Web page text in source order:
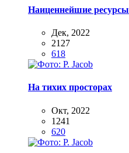
Наиценнейшие ресурсы
Дек, 2022
2127
618
На тихих просторах
Окт, 2022
1241
620